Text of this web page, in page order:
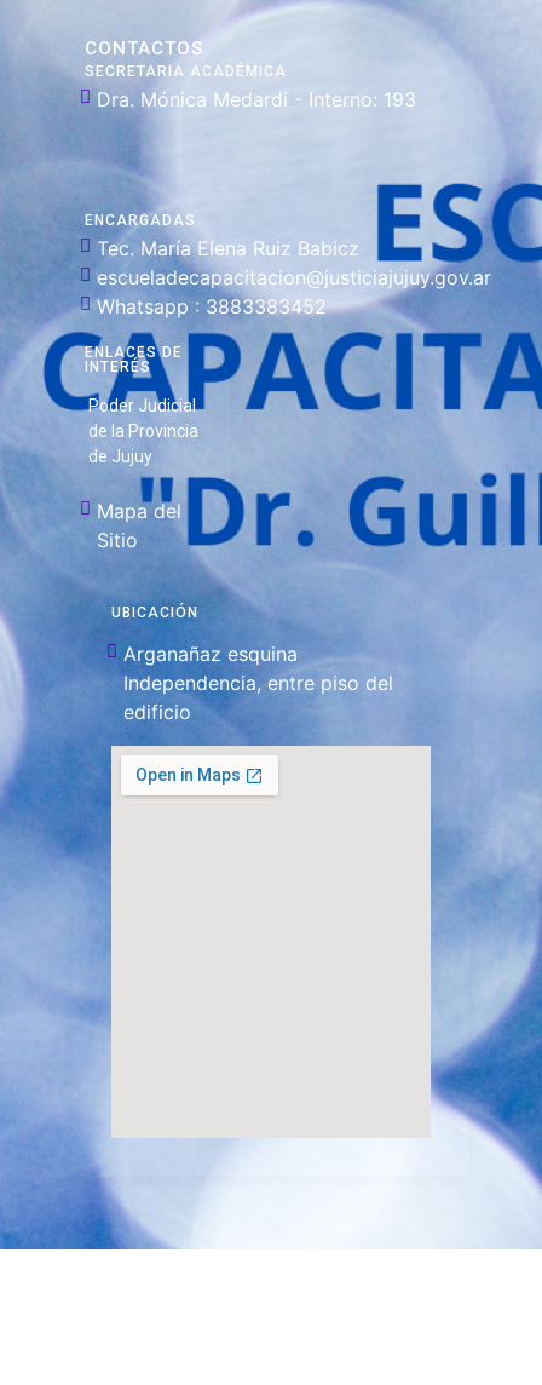
CONTACTOS
SECRETARIA ACADÉMICA
Dra. Mónica Medardi - Interno: 193
ENCARGADAS
Tec. María Elena Ruiz Babicz
escueladecapacitacion@justiciajujuy.gov.ar
Whatsapp : 3883383452
ENLACES DE
INTERÉS
Poder Judicial
de la Provincia
de Jujuy
Mapa del
Sitio
UBICACIÓN
Arganañaz esquina
Independencia, entre piso del
edificio